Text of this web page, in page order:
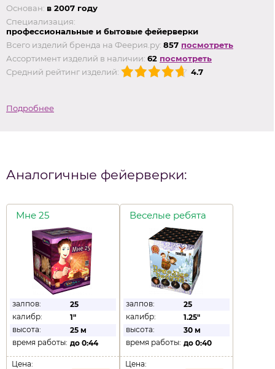
Основан: в 2007 году
Специализация:
профессиональные и бытовые фейерверки
Всего изделий бренда на Феерия.ру: 857 посмотреть
Ассортимент изделий в наличии: 62 посмотреть
Средний рейтинг изделий:
4.7
Подробнее
Аналогичные фейерверки:
Мне 25
залпов:
25
калибр:
1"
высота:
25 м
время работы: до 0:44
Цена:
Веселые ребята
залпов:
25
калибр:
1.25"
высота:
30 м
время работы: до 0:40
Цена: